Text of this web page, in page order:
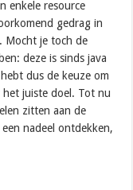
enkele resource
gedrag in
Mocht je toch de
deze is sinds java
dus de keuze om
juiste doel. Tot nu
zitten aan de
nadeel ontdekken,